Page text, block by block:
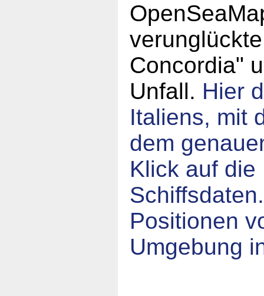
Concordia"
Unfall. Hier
Italiens, mit
dem
Klick auf
Positionen
Umgebung